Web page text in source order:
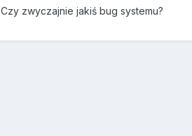
Czy zwyczajnie jakiś bug systemu?